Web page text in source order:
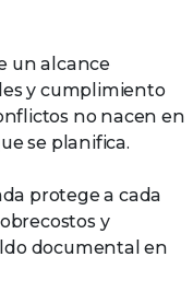
un alcance
y cumplimiento
no nacen en
se planifica.
protege a cada
y
documental en